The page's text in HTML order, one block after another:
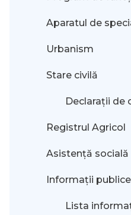
Aparatul de
Urbanism
Stare civilă
Declarații de
Registrul Agricol
Asistență socială
Informații publice
Lista